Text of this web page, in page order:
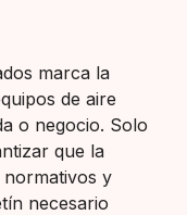
marca la
de aire
o negocio. Solo
que la
normativos y
necesario